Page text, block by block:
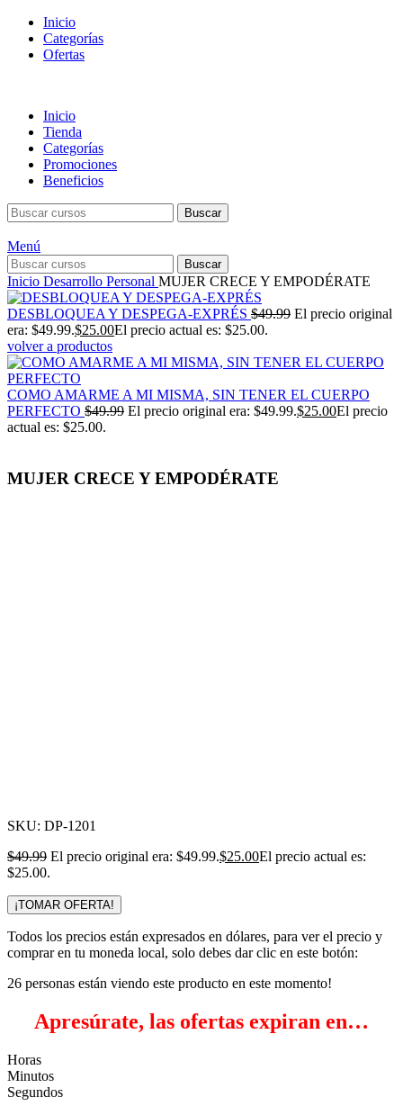
Inicio
Categorías
Ofertas
Inicio
Tienda
Categorías
Promociones
Beneficios
Buscar
Menú
Buscar
Inicio Desarrollo Personal MUJER CRECE Y EMPODÉRATE
DESBLOQUEA Y DESPEGA-EXPRÉS $49.99 El precio original
era: $49.99.$25.00El precio actual es: $25.00.
volver a productos
COMO AMARME A MI MISMA, SIN TENER EL CUERPO
PERFECTO $49.99 El precio original era: $49.99.$25.00El precio
actual es: $25.00.
MUJER CRECE Y EMPODÉRATE
SKU: DP-1201
$49.99 El precio original era: $49.99.$25.00El precio actual es:
$25.00.
¡TOMAR OFERTA!
Todos los precios están expresados en dólares, para ver el precio y
comprar en tu moneda local, solo debes dar clic en este botón:
26 personas están viendo este producto en este momento!
Apresúrate, las ofertas expiran en…
Horas
Minutos
Segundos